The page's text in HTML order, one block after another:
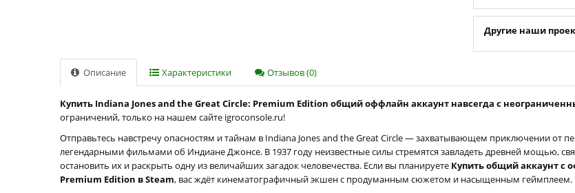
Другие наши
Описание Характеристики Отзывов (0)
Купить Indiana Jones and the Great Circle: Premium Edition общий оффлайн аккаунт навсегда с
ограничений, только на нашем сайте igroconsole.ru!
Отправьтесь навстречу опасностям и тайнам в Indiana Jones and the Great Circle — захватывающем приключении от
легендарными фильмами об Индиане Джонсе. В 1937 году неизвестные силы стремятся завладеть древней мощью,
остановить их и раскрыть одну из величайших загадок человечества. Если вы планируете Купить общий аккаунт с
Premium Edition в Steam, вас ждёт кинематографичный экшен с продуманным сюжетом и насыщенным геймплеем.